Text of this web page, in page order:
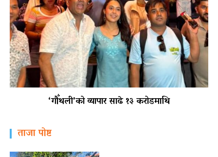
‘गौँथली’को व्यापार साढे १३ करोडमाथि
ताजा पोष्ट